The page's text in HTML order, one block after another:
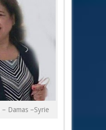
Damas –Syrie